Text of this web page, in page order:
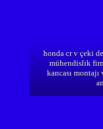
honda cr v çeki
mühendislik
kancası